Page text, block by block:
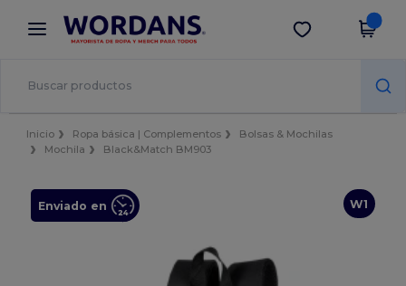
× App de Wordans
¡Mejores precios en app!
Descargar app
Inicio Ropa básica | Complementos
Bolsas & Mochilas
Mochila
Black&Match BM903
W1
Enviado en